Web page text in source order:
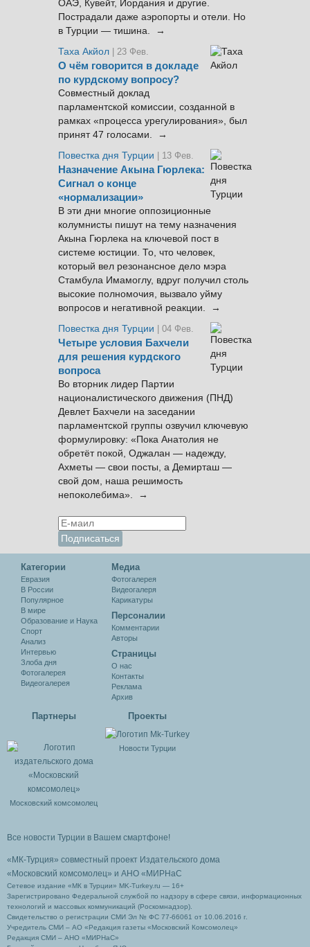
ОАЭ, Кувейт, Иордания и другие.
Пострадали даже аэропорты и отели. Но
в Турции — тишина. →
Таха Акйол | 23 Фев.
О чём говорится в докладе
по курдскому вопросу?
Совместный доклад
парламентской комиссии, созданной в
рамках «процесса урегулирования», был
принят 47 голосами. →
Повестка дня Турции
| 13 Фев.
Назначение Акына Гюрлека:
Сигнал о конце
«нормализации»
В эти дни многие оппозиционные
колумнисты пишут на тему назначения
Акына Гюрлека на ключевой пост в
системе юстиции. То, что человек,
который вел резонансное дело мэра
Стамбула Имамоглу, вдруг получил столь
высокие полномочия, вызвало уйму
вопросов и негативной реакции. →
Повестка дня Турции
| 04 Фев.
Четыре условия Бахчели
для решения курдского
вопроса
Во вторник лидер Партии
националистического движения (ПНД)
Девлет Бахчели на заседании
парламентской группы озвучил ключевую
формулировку: «Пока Анатолия не
обретёт покой, Оджалан — надежду,
Ахметы — свои посты, а Демирташ —
свой дом, наша решимость
непоколебима». →
Категории
Евразия
В России
Популярное
В мире
Образование и Наука
Спорт
Анализ
Интервью
Злоба дня
Фотогалерея
Видеогалерея
Медиа
Фотогалерея
Видеогалеря
Карикатуры
Персоналии
Комментарии
Авторы
Cтраницы
О нас
Контакты
Реклама
Архив
Партнеры
Московский комсомолец
Проекты
Новости Турции
Все новости Турции в Вашем смартфоне!
«МК-Турция» совместный проект Издательского дома
«Московский комсомолец» и АНО «МИРНаС
Сетевое издание «МК в Турции» MK-Turkey.ru — 16+
Зарегистрировано Федеральной службой по надзору в сфере связи, информационных
технологий и массовых коммуникаций (Роскомнадзор).
Свидетельство о регистрации СМИ Эл № ФС 77-66061 от 10.06.2016 г.
Учредитель СМИ – АО «Редакция газеты «Московский Комсомолец»
Редакция СМИ – АНО «МИРНаС»